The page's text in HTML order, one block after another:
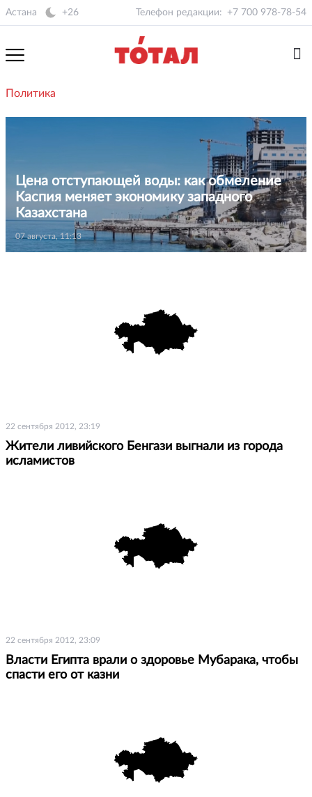
Астана +26 Телефон редакции: +7 700 978-78-54
Политика
Цена отступающей воды: как обмеление
Каспия меняет экономику западного
Казахстана
07 августа, 11:13
22 сентября 2012, 23:19
Жители ливийского Бенгази выгнали из города
исламистов
22 сентября 2012, 23:09
Власти Египта врали о здоровье Мубарака, чтобы
спасти его от казни